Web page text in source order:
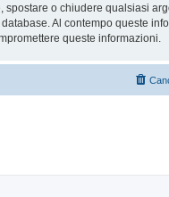
spostare o chiudere qualsiasi
Al contempo queste
queste informazioni.